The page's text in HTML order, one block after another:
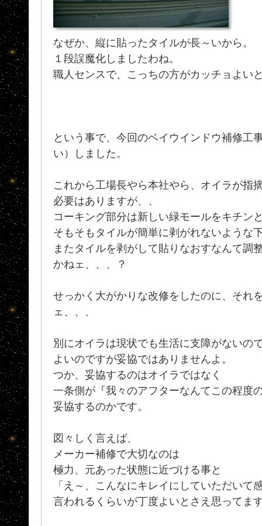
なぜか、縦に貼ったタイルが長～いから。
１段誤魔化しましたわね。
職人センスで、こっちの方がカッチョよい
という事で、今回のベイウインドウ補修工
い）しました。
これから工場長やら本社やら、オイラが指
必要はありますが、、
コーキング部分は新しい緑モールをキチン
そもそもタイルが簡単に剥がれないような
またタイルを剥がして貼りなおすなんて調
かねェ、、、？
せっかく大がかりな改修をしたのに、それ
ェ、、、
別にオイラは現状でも生活に支障がないの
よいのですが妥協ではありませんよ。
つか、妥協するのはオイラではなく
一条側が『我々のアフターなんてこの程度
妥協するのかです。
図々しく言えば、
メーカー補修で大切なのは
極力、元あった状態に近づける事と
「え～、こんなにキレイにしていただいて
言われるくらいが丁度よいとさえ思ってま